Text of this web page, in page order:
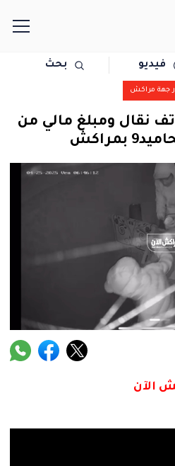
فيديو بحث
جهة مراكش
نقال ومبلغ مالي من
بمراكش
الآن